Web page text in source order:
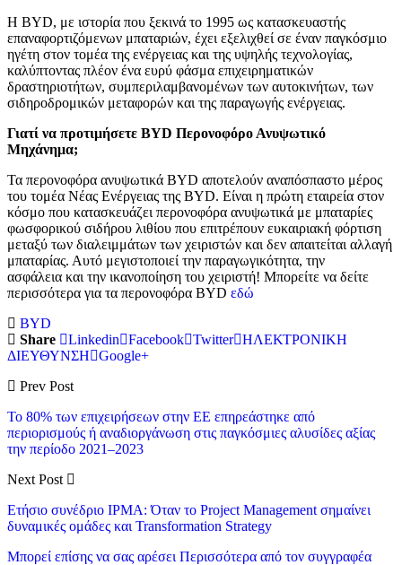
Η ΒΥD, με ιστορία που ξεκινά το 1995 ως κατασκευαστής
επαναφορτιζόμενων μπαταριών, έχει εξελιχθεί σε έναν παγκόσμιο
ηγέτη στον τομέα της ενέργειας και της υψηλής τεχνολογίας,
καλύπτοντας πλέον ένα ευρύ φάσμα επιχειρηματικών
δραστηριοτήτων, συμπεριλαμβανομένων των αυτοκινήτων, των
σιδηροδρομικών μεταφορών και της παραγωγής ενέργειας.
Γιατί να προτιμήσετε BYD Περονοφόρο Ανυψωτικό
Μηχάνημα;
Τα περονοφόρα ανυψωτικά ΒΥD αποτελούν αναπόσπαστο μέρος
του τομέα Νέας Ενέργειας της ΒΥD. Είναι η πρώτη εταιρεία στον
κόσμο που κατασκευάζει περονοφόρα ανυψωτικά με μπαταρίες
φωσφορικού σιδήρου λιθίου που επιτρέπουν ευκαιριακή φόρτιση
μεταξύ των διαλειμμάτων των χειριστών και δεν απαιτείται αλλαγή
μπαταρίας. Αυτό μεγιστοποιεί την παραγωγικότητα, την
ασφάλεια και την ικανοποίηση του χειριστή! Μπορείτε να δείτε
περισσότερα για τα περονοφόρα BYD εδώ
BYD
Share
Linkedin Facebook Twitter ΗΛΕΚΤΡΟΝΙΚΗ
ΔΙΕΥΘΥΝΣΗ
Google+
Prev Post
Το 80% των επιχειρήσεων στην ΕΕ επηρεάστηκε από
περιορισμούς ή αναδιοργάνωση στις παγκόσμιες αλυσίδες αξίας
την περίοδο 2021–2023
Next Post
Ετήσιο συνέδριο IPMA: Όταν το Project Management σημαίνει
δυναμικές ομάδες και Transformation Strategy
Μπορεί επίσης να σας αρέσει Περισσότερα από τον συγγραφέα